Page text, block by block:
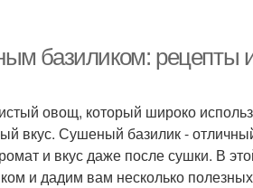
базиликом: рецепты
овощ, который широко
вкус. Сушеный базилик -
и вкус даже после сушки. В
и дадим вам несколько